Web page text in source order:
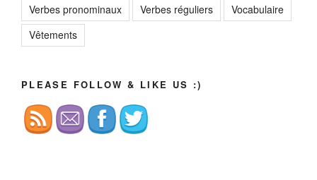
Verbes pronominaux
Verbes réguliers
Vocabulaire
Vêtements
PLEASE FOLLOW & LIKE US :)